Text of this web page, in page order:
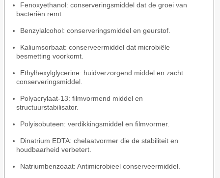
Fenoxyethanol: conserveringsmiddel dat de groei van
bacteriën remt.
Benzylalcohol: conserveringsmiddel en geurstof.
Kaliumsorbaat: conserveermiddel dat microbiële
besmetting voorkomt.
Ethylhexylglycerine: huidverzorgend middel en zacht
conserveringsmiddel.
Polyacrylaat-13: filmvormend middel en
structuurstabilisator.
Polyisobuteen: verdikkingsmiddel en filmvormer.
Dinatrium EDTA: chelaatvormer die de stabiliteit en
houdbaarheid verbetert.
Natriumbenzoaat: Antimicrobieel conserveermiddel.